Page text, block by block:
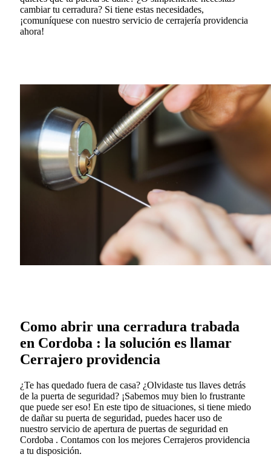
cambiar tu cerradura? Si tiene estas necesidades,
¡comuníquese con nuestro servicio de cerrajería providencia
ahora!
Como abrir una cerradura trabada
en Cordoba : la solución es llamar
Cerrajero providencia
¿Te has quedado fuera de casa? ¿Olvidaste tus llaves detrás
de la puerta de seguridad? ¡Sabemos muy bien lo frustrante
que puede ser eso! En este tipo de situaciones, si tiene miedo
de dañar su puerta de seguridad, puedes hacer uso de
nuestro servicio de apertura de puertas de seguridad en
Cordoba . Contamos con los mejores Cerrajeros providencia
a tu disposición.